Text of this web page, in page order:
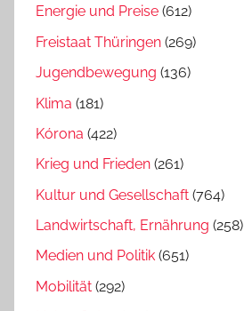
Energie und Preise (612)
Freistaat Thüringen (269)
Jugendbewegung (136)
Klima (181)
Kórona (422)
Krieg und Frieden (261)
Kultur und Gesellschaft (764)
Landwirtschaft, Ernährung (258)
Medien und Politik (651)
Mobilität (292)